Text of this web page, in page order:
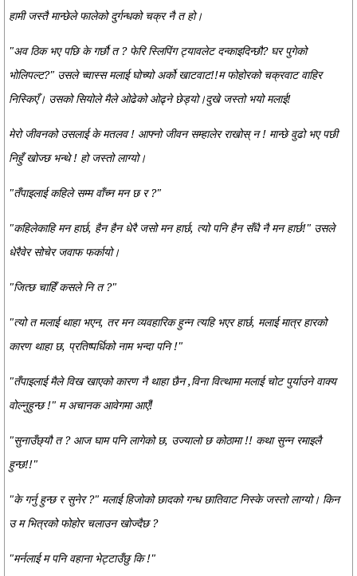
हामी जस्तै मान्छेले फालेको दुर्गन्धको चक्र नै त हो।
"अव ठिक भए पछि के गर्छौ त ? फेरि स्लिपिंग ट्यावलेट दन्काइदिन्छौ? घर पुगेको
भोलिपल्ट?" उसले च्वास्स मलाई घोच्यो अर्को खाटवाट!!म फोहोरको चक्रवाट वाहिर
निस्किएँ। उसको सियोले मैले ओढेको ओढ्ने छेड्यो।दुखे जस्तो भयो मलाई!
मेरो जीवनको उसलाई के मतलव ! आफ्नो जीवन सम्हालेर राखोस् न ! मान्छे वुढो भए पछी
निहुँ खोज्छ भन्थे ! हो जस्तो लाग्यो।
"तँपाइलाई कहिले सम्म वाँच्न मन छ र ?"
"कहिलेकाहि मन हार्छ, हैन हैन धेरै जसो मन हार्छ, त्यो पनि हैन सँधै नै मन हार्छ!" उसले
धेरैवेर सोचेर जवाफ फर्कायो।
"जित्छ चाहिँ कसले नि त ?"
"त्यो त मलाई थाहा भएन, तर मन व्यवहारिक हुन्न त्यहि भएर हार्छ, मलाई मात्र हारको
कारण थाहा छ, प्रतिष्पर्धिको नाम भन्दा पनि !"
"तँपाइलाई मैले विख खाएको कारण नै थाहा छैन ,विना वित्थामा मलाई चोट पुर्याउने वाक्य
वोल्नुहुन्छ !" म अचानक आवेगमा आएँ!
"सुनाउँछ्यौ त ? आज घाम पनि लागेको छ, उज्यालो छ कोठामा !! कथा सुन्न रमाइलै
हुन्छ!!"
"के गर्नु हुन्छ र सुनेर ?" मलाई हिजोको छादको गन्ध छातिवाट निस्के जस्तो लाग्यो। किन
उ म भित्रको फोहोर चलाउन खोज्दैछ ?
"मर्नलाई म पनि वहाना भेट्टाउँछु कि !"